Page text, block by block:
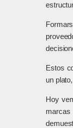
Estos
un
Hoy